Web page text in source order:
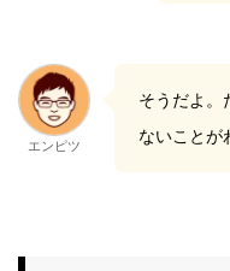
エンピツ
そうだよ。
ないことが